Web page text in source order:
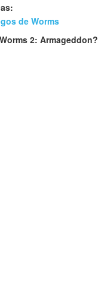
de Worms
2: Armageddon?